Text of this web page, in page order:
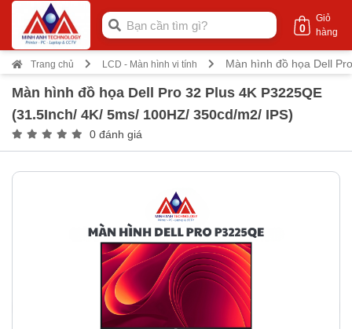
Giỏ
hàng
0
Trang chủ LCD - Màn hình vi tính Màn hình đồ họa Dell
Màn hình đồ họa Dell Pro 32 Plus 4K P3225QE
(31.5Inch/ 4K/ 5ms/ 100HZ/ 350cd/m2/ IPS)
0 đánh giá